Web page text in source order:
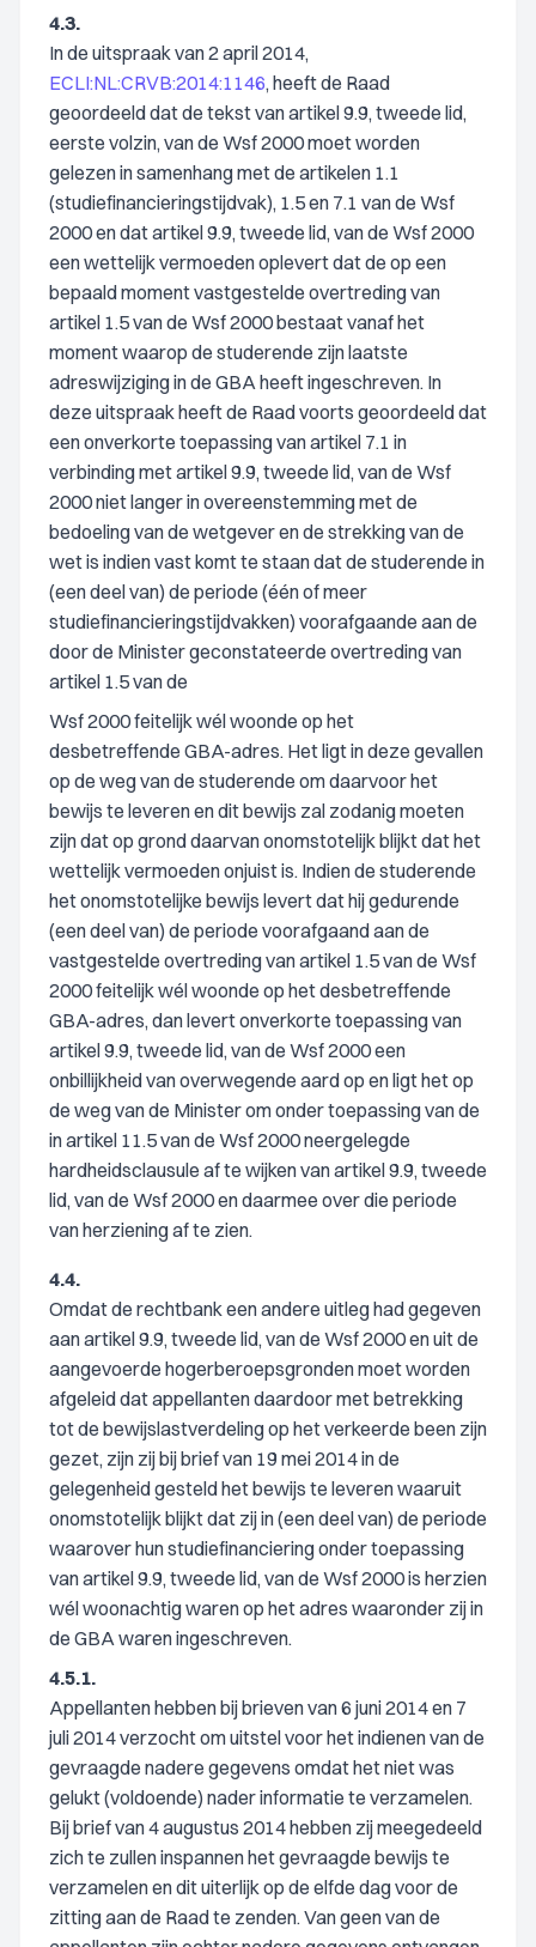
4.3.
In de uitspraak van 2 april 2014,
ECLI:NL:CRVB:2014:1146, heeft de Raad
geoordeeld dat de tekst van artikel 9.9, tweede lid,
eerste volzin, van de Wsf 2000 moet worden
gelezen in samenhang met de artikelen 1.1
(studiefinancieringstijdvak), 1.5 en 7.1 van de Wsf
2000 en dat artikel 9.9, tweede lid, van de Wsf 2000
een wettelijk vermoeden oplevert dat de op een
bepaald moment vastgestelde overtreding van
artikel 1.5 van de Wsf 2000 bestaat vanaf het
moment waarop de studerende zijn laatste
adreswijziging in de GBA heeft ingeschreven. In
deze uitspraak heeft de Raad voorts geoordeeld dat
een onverkorte toepassing van artikel 7.1 in
verbinding met artikel 9.9, tweede lid, van de Wsf
2000 niet langer in overeenstemming met de
bedoeling van de wetgever en de strekking van de
wet is indien vast komt te staan dat de studerende in
(een deel van) de periode (één of meer
studiefinancieringstijdvakken) voorafgaande aan de
door de Minister geconstateerde overtreding van
artikel 1.5 van de
Wsf 2000 feitelijk wél woonde op het
desbetreffende GBA-adres. Het ligt in deze gevallen
op de weg van de studerende om daarvoor het
bewijs te leveren en dit bewijs zal zodanig moeten
zijn dat op grond daarvan onomstotelijk blijkt dat het
wettelijk vermoeden onjuist is. Indien de studerende
het onomstotelijke bewijs levert dat hij gedurende
(een deel van) de periode voorafgaand aan de
vastgestelde overtreding van artikel 1.5 van de Wsf
2000 feitelijk wél woonde op het desbetreffende
GBA-adres, dan levert onverkorte toepassing van
artikel 9.9, tweede lid, van de Wsf 2000 een
onbillijkheid van overwegende aard op en ligt het op
de weg van de Minister om onder toepassing van de
in artikel 11.5 van de Wsf 2000 neergelegde
hardheidsclausule af te wijken van artikel 9.9, tweede
lid, van de Wsf 2000 en daarmee over die periode
van herziening af te zien.
4.4.
Omdat de rechtbank een andere uitleg had gegeven
aan artikel 9.9, tweede lid, van de Wsf 2000 en uit de
aangevoerde hogerberoepsgronden moet worden
afgeleid dat appellanten daardoor met betrekking
tot de bewijslastverdeling op het verkeerde been zijn
gezet, zijn zij bij brief van 19 mei 2014 in de
gelegenheid gesteld het bewijs te leveren waaruit
onomstotelijk blijkt dat zij in (een deel van) de periode
waarover hun studiefinanciering onder toepassing
van artikel 9.9, tweede lid, van de Wsf 2000 is herzien
wél woonachtig waren op het adres waaronder zij in
de GBA waren ingeschreven.
4.5.1.
Appellanten hebben bij brieven van 6 juni 2014 en 7
juli 2014 verzocht om uitstel voor het indienen van de
gevraagde nadere gegevens omdat het niet was
gelukt (voldoende) nader informatie te verzamelen.
Bij brief van 4 augustus 2014 hebben zij meegedeeld
zich te zullen inspannen het gevraagde bewijs te
verzamelen en dit uiterlijk op de elfde dag voor de
zitting aan de Raad te zenden. Van geen van de